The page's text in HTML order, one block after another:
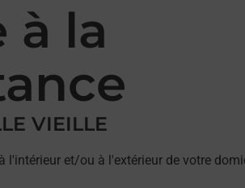
à la
VIEILLE
l'intérieur et/ou à l'extérieur de votre